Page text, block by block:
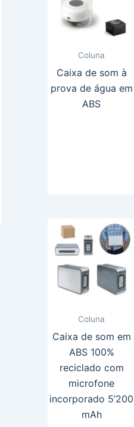
Coluna
Caixa de som à
prova de água em
ABS
Coluna
Caixa de som em
ABS 100%
reciclado com
microfone
incorporado 5’200
mAh